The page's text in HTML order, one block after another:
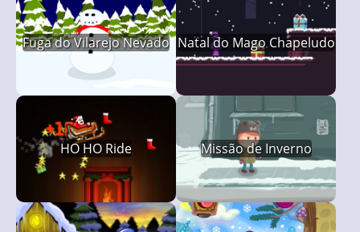
Fuga do Vilarejo Nevado Natal do Mago Chapeludo
HO HO Ride Missão de Inverno